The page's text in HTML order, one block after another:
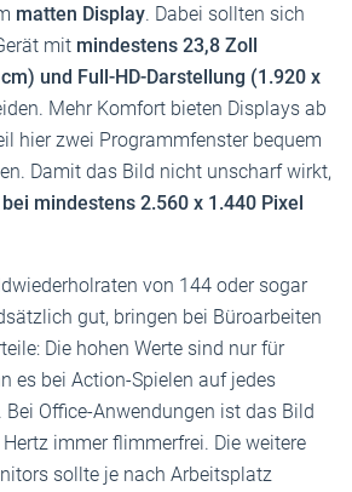
matten Display. Dabei sollten sich
mit mindestens 23,8 Zoll
und Full-HD-Darstellung (1.920 x
Mehr Komfort bieten Displays ab
hier zwei Programmfenster bequem
Damit das Bild nicht unscharf wirkt,
mindestens 2.560 x 1.440 Pixel
von 144 oder sogar
gut, bringen bei Büroarbeiten
Die hohen Werte sind nur für
es bei Action-Spielen auf jedes
Office-Anwendungen ist das Bild
immer flimmerfrei. Die weitere
sollte je nach Arbeitsplatz